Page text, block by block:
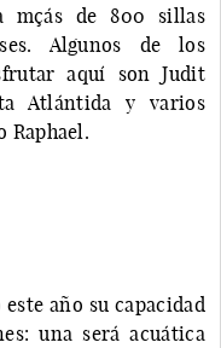
mçás de 800 sillas
Algunos de los
aquí son Judit
Atlántida y varios
Raphael.
año su capacidad
una será acuática